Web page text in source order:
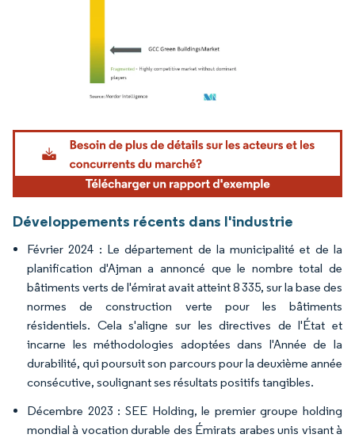
Image © Mordor Intelligence. La réutilisation nécessite une attribution sous CC BY
Développements récents dans l'industrie
Février 2024 : Le département de la municipalité et de la
planification d'Ajman a annoncé que le nombre total de
bâtiments verts de l'émirat avait atteint 8 335, sur la base des
normes de construction verte pour les bâtiments
résidentiels. Cela s'aligne sur les directives de l'État et
incarne les méthodologies adoptées dans l'Année de la
durabilité, qui poursuit son parcours pour la deuxième année
consécutive, soulignant ses résultats positifs tangibles.
Décembre 2023 : SEE Holding, le premier groupe holding
mondial à vocation durable des Émirats arabes unis visant à